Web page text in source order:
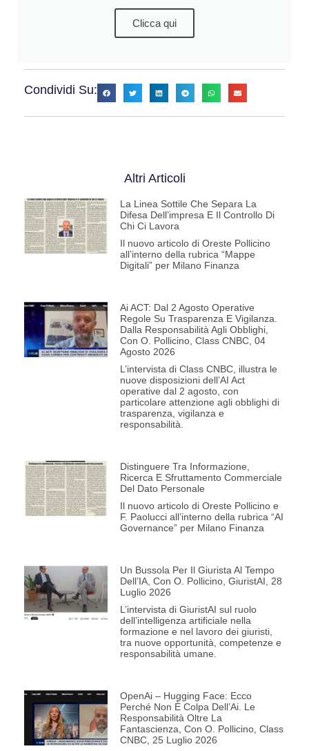
Clicca qui
Condividi Su:
Altri Articoli
La Linea Sottile Che Separa La
Difesa Dell’impresa E Il Controllo Di
Chi Ci Lavora
Il nuovo articolo di Oreste Pollicino
all’interno della rubrica “Mappe
Digitali” per Milano Finanza
Ai ACT: Dal 2 Agosto Operative
Regole Su Trasparenza E Vigilanza.
Dalla Responsabilità Agli Obblighi,
Con O. Pollicino, Class CNBC, 04
Agosto 2026
L’intervista di Class CNBC, illustra le
nuove disposizioni dell’AI Act
operative dal 2 agosto, con
particolare attenzione agli obblighi di
trasparenza, vigilanza e
responsabilità.
Distinguere Tra Informazione,
Ricerca E Sfruttamento Commerciale
Del Dato Personale
Il nuovo articolo di Oreste Pollicino e
F. Paolucci all’interno della rubrica “AI
Governance” per Milano Finanza
Un Bussola Per Il Giurista Al Tempo
Dell’IA, Con O. Pollicino, GiuristAI, 28
Luglio 2026
L’intervista di GiuristAI sul ruolo
dell’intelligenza artificiale nella
formazione e nel lavoro dei giuristi,
tra nuove opportunità, competenze e
responsabilità umane.
OpenAi – Hugging Face: Ecco
Perché Non È Colpa Dell’Ai. Le
Responsabilità Oltre La
Fantascienza, Con O. Pollicino, Class
CNBC, 25 Luglio 2026